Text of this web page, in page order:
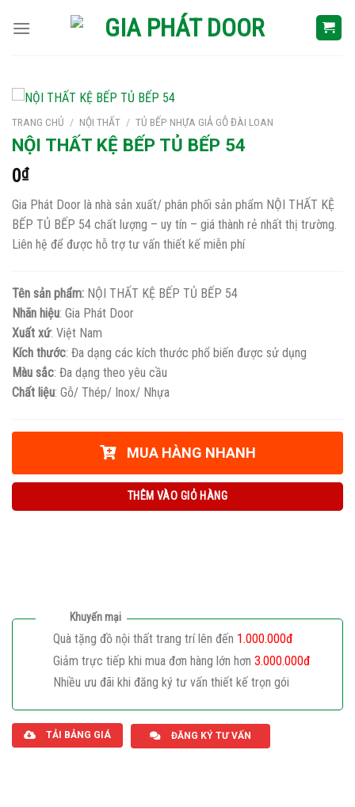
TRANG CHỦ / NỘI THẤT / TỦ BẾP NHỰA GIẢ GỖ ĐÀI LOAN
NỘI THẤT KỆ BẾP TỦ BẾP 54
0₫
Gia Phát Door là nhà sản xuất/ phân phối sản phẩm NỘI THẤT KỆ
BẾP TỦ BẾP 54 chất lượng – uy tín – giá thành rẻ nhất thị trường.
Liên hệ để được hỗ trợ tư vấn thiết kế miễn phí
Tên sản phẩm: NỘI THẤT KỆ BẾP TỦ BẾP 54
Nhãn hiệu: Gia Phát Door
Xuất xứ: Việt Nam
Kích thước: Đa dạng các kích thước phổ biến được sử dụng
Màu sắc: Đa dạng theo yêu cầu
Chất liệu: Gỗ/ Thép/ Inox/ Nhựa
MUA HÀNG NHANH
THÊM VÀO GIỎ HÀNG
Khuyến mại
Quà tặng đồ nội thất trang trí lên đến 1.000.000đ
Giảm trực tiếp khi mua đơn hàng lớn hơn 3.000.000đ
Nhiều ưu đãi khi đăng ký tư vấn thiết kế trọn gói
TẢI BẢNG GIÁ ĐĂNG KÝ TƯ VẤN